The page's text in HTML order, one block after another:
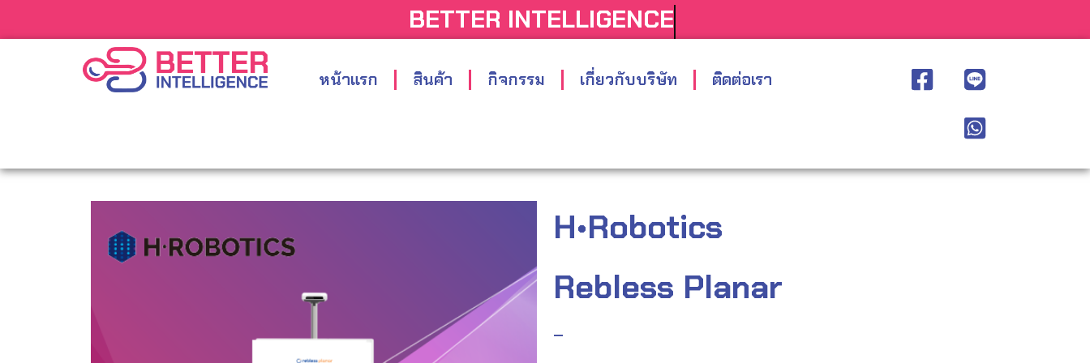
BETTER INTELLIGENCE
หน้าแรก สินค้า กิจกรรม เกี่ยวกับบริษัท ติดต่อเรา
H•Robotics
Rebless Planar
–